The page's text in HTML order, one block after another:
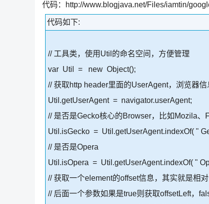
代码：http://www.blogjava.net/Files/iamtin/
代码如下:
// 工具类，使用Util的命名空间，方便管理
var Util = new Object();
// 获取http header里面的UserAgent，浏览器信
Util.getUserAgent = navigator.userAgent;
// 是否是Gecko核心的Browser，比如Mozila、
Util.isGecko = Util.getUserAgent.indexOf( "
// 是否是Opera
Util.isOpera = Util.getUserAgent.indexOf( "
// 获取一个element的offset信息，其实就是相
// 后面一个参数如果是true则获取offsetLeft，